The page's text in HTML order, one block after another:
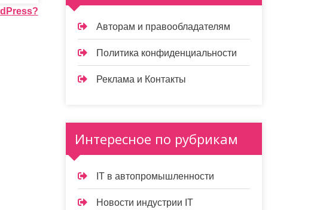
Авторам и правообладателям
Политика конфиденциальности
Реклама и Контакты
Интересное по рубрикам
IT в автопромышленности
Новости индустрии IT